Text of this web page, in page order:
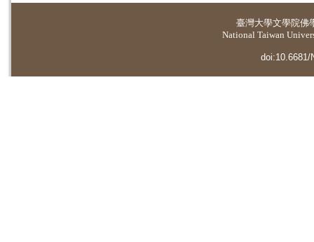
臺灣大學文學院佛
National Taiwan
doi:10.6681/